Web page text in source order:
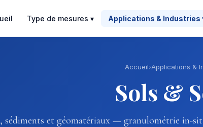
Type de mesures ▾ Applications & Industries
Accueil›Applications &
Sols &
sédiments et géomatériaux — granulométrie in-